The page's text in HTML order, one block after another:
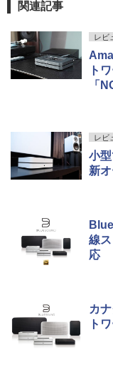
関連記事
レビ
ト
「
レビ
小
新
線
応
カ
ト